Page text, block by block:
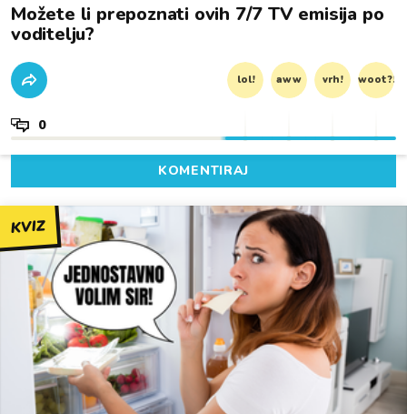
Možete li prepoznati ovih 7/7 TV emisija po
voditelju?
lol! aww vrh! woot?!
0
KOMENTIRAJ
KVIZ